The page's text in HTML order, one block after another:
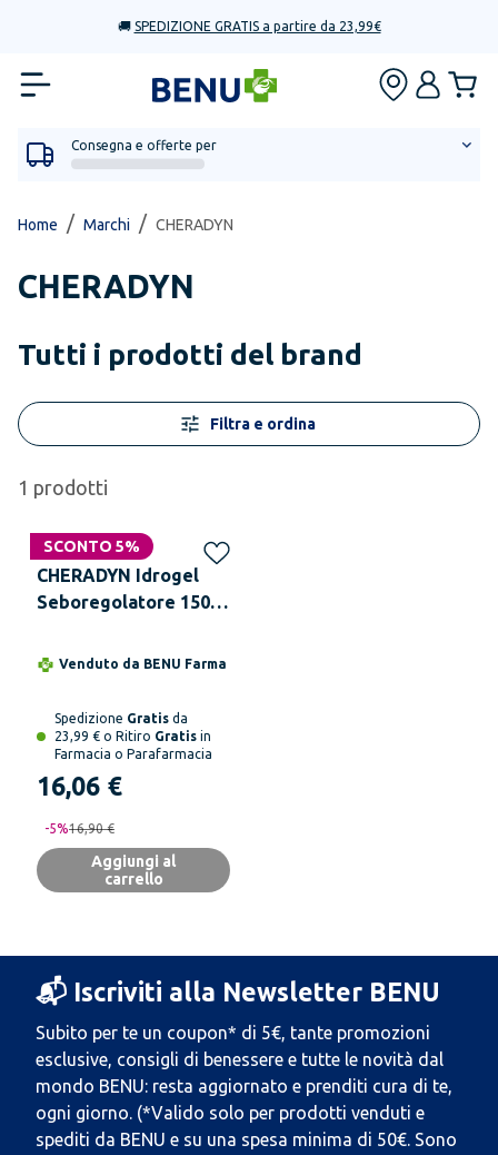
🚚 SPEDIZIONE GRATIS a partire da 23,99€
Consegna e offerte per
Home / Marchi / CHERADYN
CHERADYN
Tutti i prodotti del brand
Filtra e ordina
1 prodotti
SCONTO 5%
CHERADYN Idrogel
Seboregolatore 150
Venduto da BENU Farma
Spedizione Gratis da
23,99 € o Ritiro Gratis in
Farmacia o Parafarmacia
16,06 €
-5%16,90 €
Aggiungi al
carrello
📬 Iscriviti alla Newsletter BENU
Subito per te un coupon* di 5€, tante promozioni
esclusive, consigli di benessere e tutte le novità dal
mondo BENU: resta aggiornato e prenditi cura di te,
ogni giorno. (*Valido solo per prodotti venduti e
spediti da BENU e su una spesa minima di 50€. Sono